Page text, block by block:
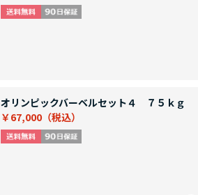
オリンピックバーベルセット４ ７５ｋｇ
￥67,000